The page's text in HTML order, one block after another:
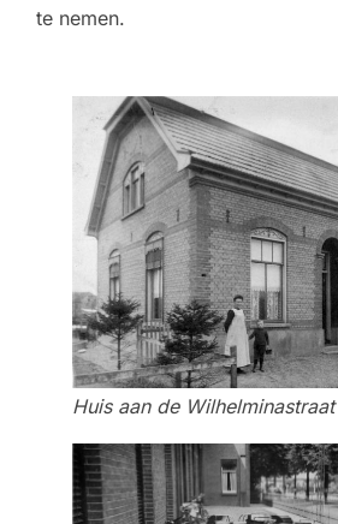
te nemen.
Huis aan de Wilhelminastraat